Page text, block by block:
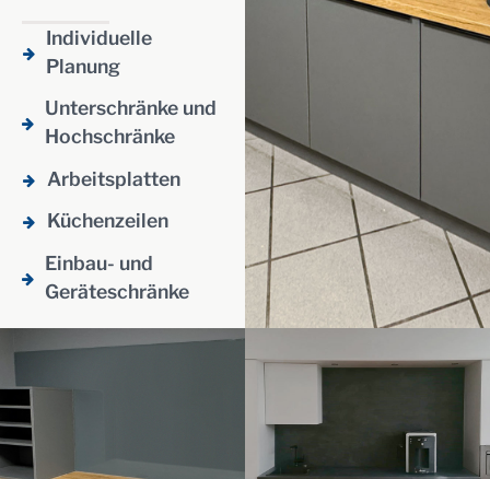
Individuelle
Planung
Unterschränke und
Hochschränke
Arbeitsplatten
Küchenzeilen
Einbau- und
Geräteschränke